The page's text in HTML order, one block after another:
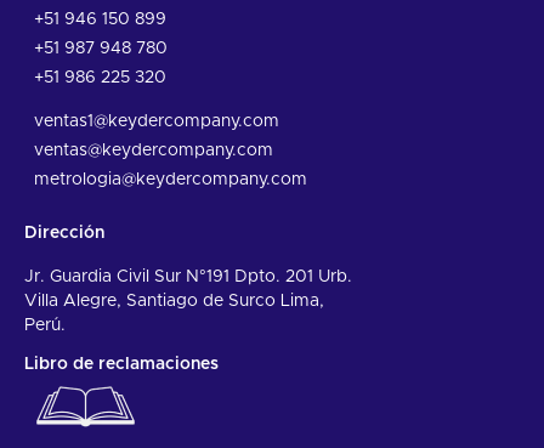
+51 946 150 899
+51 987 948 780
+51 986 225 320
ventas1@keydercompany.com
ventas@keydercompany.com
metrologia@keydercompany.com
Dirección
Jr. Guardia Civil Sur N°191 Dpto. 201 Urb.
Villa Alegre, Santiago de Surco Lima,
Perú.
Libro de reclamaciones